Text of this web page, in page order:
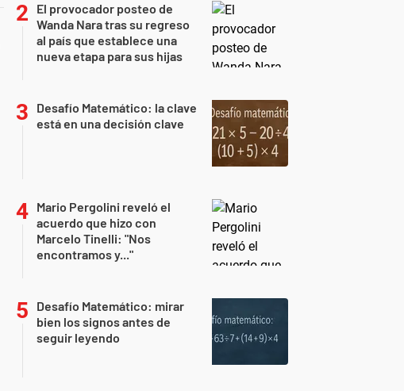
El provocador posteo de
Wanda Nara tras su regreso
al país que establece una
nueva etapa para sus hijas
Desafío Matemático: la clave
está en una decisión clave
Mario Pergolini reveló el
acuerdo que hizo con
Marcelo Tinelli: "Nos
encontramos y..."
Desafío Matemático: mirar
bien los signos antes de
seguir leyendo